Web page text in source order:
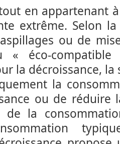
en appartenant
extrême. Selon
ou de
éco-
la décroissance,
la
ou de réduire
de la